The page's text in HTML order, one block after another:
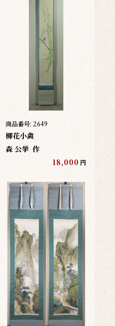
商品番号: 2649
柳花小禽
森 公挙 作
18,000 円